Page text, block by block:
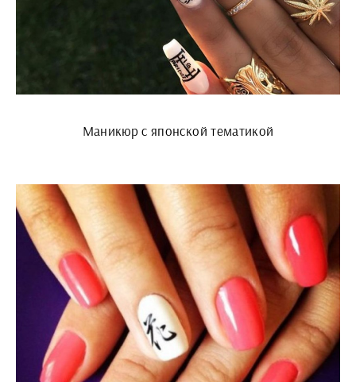
Маникюр с японской тематикой